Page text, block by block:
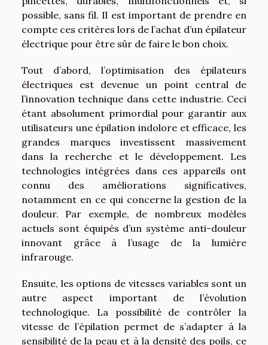
possible, sans fil. Il est important de prendre en
compte ces critères lors de l’achat d’un épilateur
électrique pour être sûr de faire le bon choix.
Tout d’abord, l’optimisation des épilateurs
électriques est devenue un point central de
l’innovation technique dans cette industrie. Ceci
étant absolument primordial pour garantir aux
utilisateurs une épilation indolore et efficace, les
grandes marques investissent massivement
dans la recherche et le développement. Les
technologies intégrées dans ces appareils ont
connu des améliorations significatives,
notamment en ce qui concerne la gestion de la
douleur. Par exemple, de nombreux modèles
actuels sont équipés d’un système anti-douleur
innovant grâce à l’usage de la lumière
infrarouge.
Ensuite, les options de vitesses variables sont un
autre aspect important de l’évolution
technologique. La possibilité de contrôler la
vitesse de l’épilation permet de s’adapter à la
sensibilité de la peau et à la densité des poils, ce